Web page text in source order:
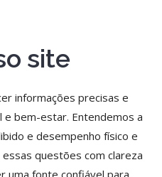
site
informações precisas e
e bem-estar. Entendemos a
e desempenho físico e
questões com clareza
uma fonte confiável para